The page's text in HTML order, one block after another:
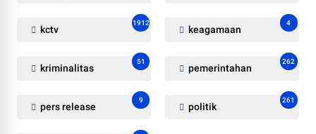
kctv
1912
keagamaan
4
kriminalitas
51
pemerintahan
262
pers release
9
politik
261